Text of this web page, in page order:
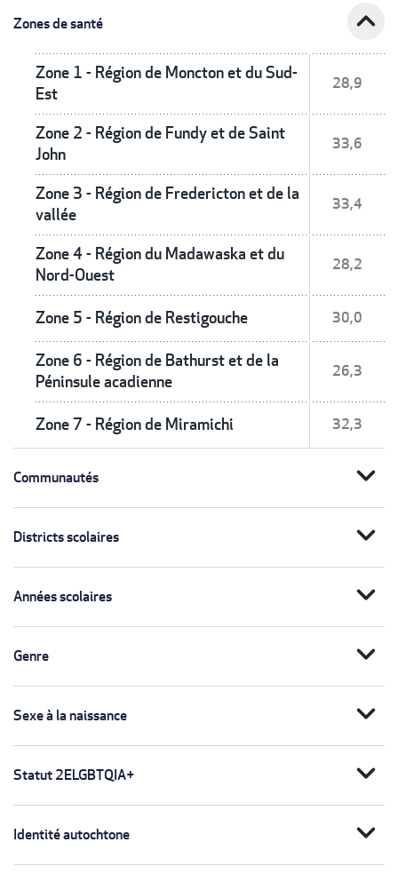
Zones de santé expand_less
Zone 1 - Région de Moncton et du Sud-
Est
28,9
Zone 2 - Région de Fundy et de Saint
John
33,6
Zone 3 - Région de Fredericton et de la
vallée
33,4
Zone 4 - Région du Madawaska et du
Nord-Ouest
28,2
Zone 5 - Région de Restigouche 30,0
Zone 6 - Région de Bathurst et de la
Péninsule acadienne
26,3
Zone 7 - Région de Miramichi 32,3
Communautés expand_more
Districts scolaires expand_more
Années scolaires expand_more
Genre expand_more
Sexe à la naissance expand_more
Statut 2ELGBTQIA+ expand_more
Identité autochtone expand_more